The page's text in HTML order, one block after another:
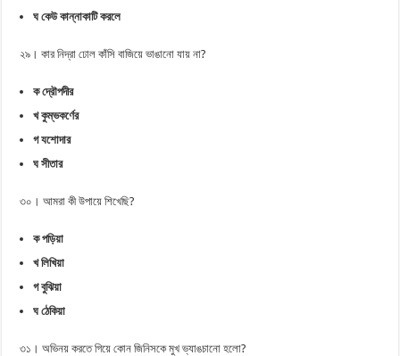
ঘ কেউ কান্নাকাটি করলে
২৯। কার নিদ্রা ঢোল কাঁসি বাজিয়ে ভাঙানো যায় না?
ক দ্রৌপদীর
খ কুম্ভকর্ণের
গ যশোদার
ঘ সীতার
৩০। আমরা কী উপায়ে শিখেছি?
ক পড়িয়া
খ লিখিয়া
গ বুঝিয়া
ঘ ঠেকিয়া
৩১। অভিনয় করতে গিয়ে কোন জিনিসকে মুখ ভ্যাঙচানো হলো?